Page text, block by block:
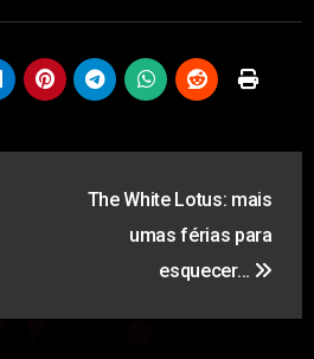
The White Lotus: mais
umas férias para
esquecer…